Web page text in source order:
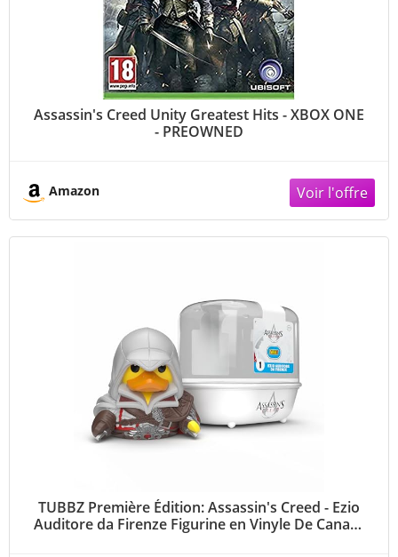
Assassin's Creed Unity Greatest Hits - XBOX ONE
- PREOWNED
Amazon
TUBBZ Première Édition: Assassin's Creed - Ezio
Auditore da Firenze Figurine en Vinyle De Canard